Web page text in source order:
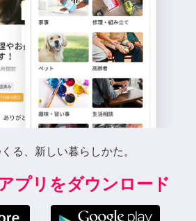
る、新しい暮らしかた。
プリをダウンロード